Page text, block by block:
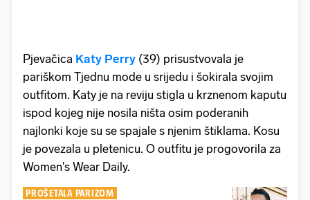
Pjevačica Katy Perry (39) prisustvovala je
pariškom Tjednu mode u srijedu i šokirala svojim
outfitom. Katy je na reviju stigla u krznenom kaputu
ispod kojeg nije nosila ništa osim poderanih
najlonki koje su se spajale s njenim štiklama. Kosu
je povezala u pletenicu. O outfitu je progovorila za
Women's Wear Daily.
PROŠETALA PARIZOM